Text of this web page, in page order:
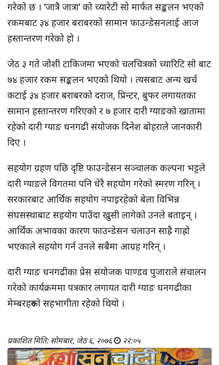
गरेको छ । ‘जात्रै जात्रा’ को च्यारेटी सो मार्फत सङ्कलन भएको
रकमबाट ३४ हजार बराबरको सामान फाउन्डेसनलाई आज
हस्तान्तरण गरेको हो ।
जेठ ३ गते जोशी टाकिजमा भएको चलचित्रको च्यारिटि सो बाट
७४ हजार रकम सङ्कलन भएको थियो । त्यसबाट अन्य खर्च
कटाई ३४ हजार बराबरको दराज, प्रिन्टर, बुफर लगायतका
सामान हस्तान्तरण गरिएको र ७ हजार दारी ग्याङको खातामा
रहेको दारी ग्याङ धनगढी संयोजक दिनेश बोहराले जानकारी
दिए ।
सहयोग ग्रहण पछि दृष्टि फाउन्डेसन सञ्चालक कल्पना भट्टले
दारी ग्याङले विगतमा पनि धेरै सहयोग गरेको स्मरण गरिन् ।
सरकारबाट आर्थिक सहयोग नपाइरहेको बेला विभिन्न
संघसस्थाबाट सहयोग पाउँदा खुसी लागेको उनले बताइन् ।
आर्थिक अभावका कारण फाउन्डेसन चलाउन साह्रै गाह्रो
भएकाले सहयोग गर्न उनले सबैमा आग्रह गरिन् ।
दारी ग्याङ धनगढीका प्रेस संयोजक पाण्डव पुजाराले संचालन
गरेको कार्यक्रममा पत्रकार लगायत दारी ग्याङ धनगढीका
मेम्बरहरुको सहभागीता रहेको थियो ।
प्रकाशित मिति: सोमबार, जेठ ६, २०७६ २२:०५